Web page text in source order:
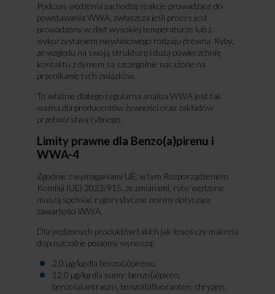
Podczas wędzenia zachodzą reakcje prowadzące do
powstawania WWA, zwłaszcza jeśli proces jest
prowadzony w zbyt wysokiej temperaturze lub z
wykorzystaniem niewłaściwego rodzaju drewna. Ryby,
ze względu na swoją strukturę i dużą powierzchnię
kontaktu z dymem są szczególnie narażone na
przenikanie tych związków.
To właśnie dlatego regularna analiza WWA jest tak
ważna dla producentów żywności oraz zakładów
przetwórstwa rybnego.
Limity prawne dla Benzo(a)pirenu i
WWA-4
Zgodnie z wymaganiami UE, w tym Rozporządzeniem
Komisji (UE) 2023/915, ze zmianami, ryby wędzone
muszą spełniać rygorystyczne normy dotyczące
zawartości WWA.
Dla wędzonych produktów takich jak łosoś czy makrela
dopuszczalne poziomy wynoszą:
2,0 µg/kg dla benzo(a)pirenu,
12,0 µg/kg dla sumy: benzo(a)piren,
benzo(a)antracen, benzo(b)fluoranten, chryzen.